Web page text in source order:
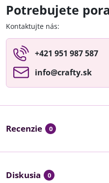
Potrebujete
Kontaktujte nás:
+421 951 987 587
info​@crafty​.sk
Recenzie 0
Diskusia 0